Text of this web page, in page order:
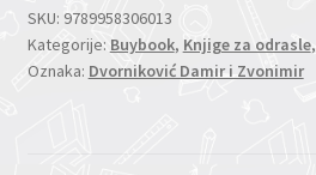
SARAJEVO
-
LIJEPO
SKU: 9789958306013
Kategorije: Buybook, Knjige za odrasle,
Oznaka: Dvorniković Damir i Zvonimir